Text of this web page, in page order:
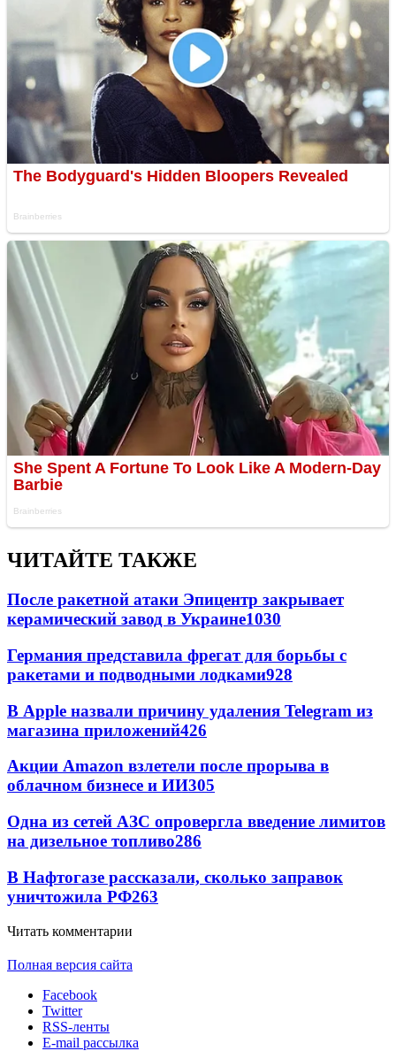
ЧИТАЙТЕ ТАКЖЕ
После ракетной атаки Эпицентр закрывает
керамический завод в Украине1030
Германия представила фрегат для борьбы с
ракетами и подводными лодками928
В Apple назвали причину удаления Telegram из
магазина приложений426
Акции Amazon взлетели после прорыва в
облачном бизнесе и ИИ305
Одна из сетей АЗС опровергла введение лимитов
на дизельное топливо286
В Нафтогазе рассказали, сколько заправок
уничтожила РФ263
Читать комментарии
Полная версия сайта
Facebook
Twitter
RSS-ленты
E-mail рассылка